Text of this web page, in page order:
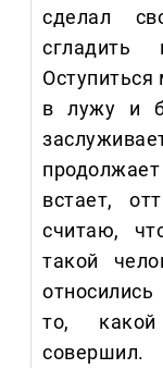
сделал
сгладить
в лужу и
встает,
считаю,
такой
то,
совершил.